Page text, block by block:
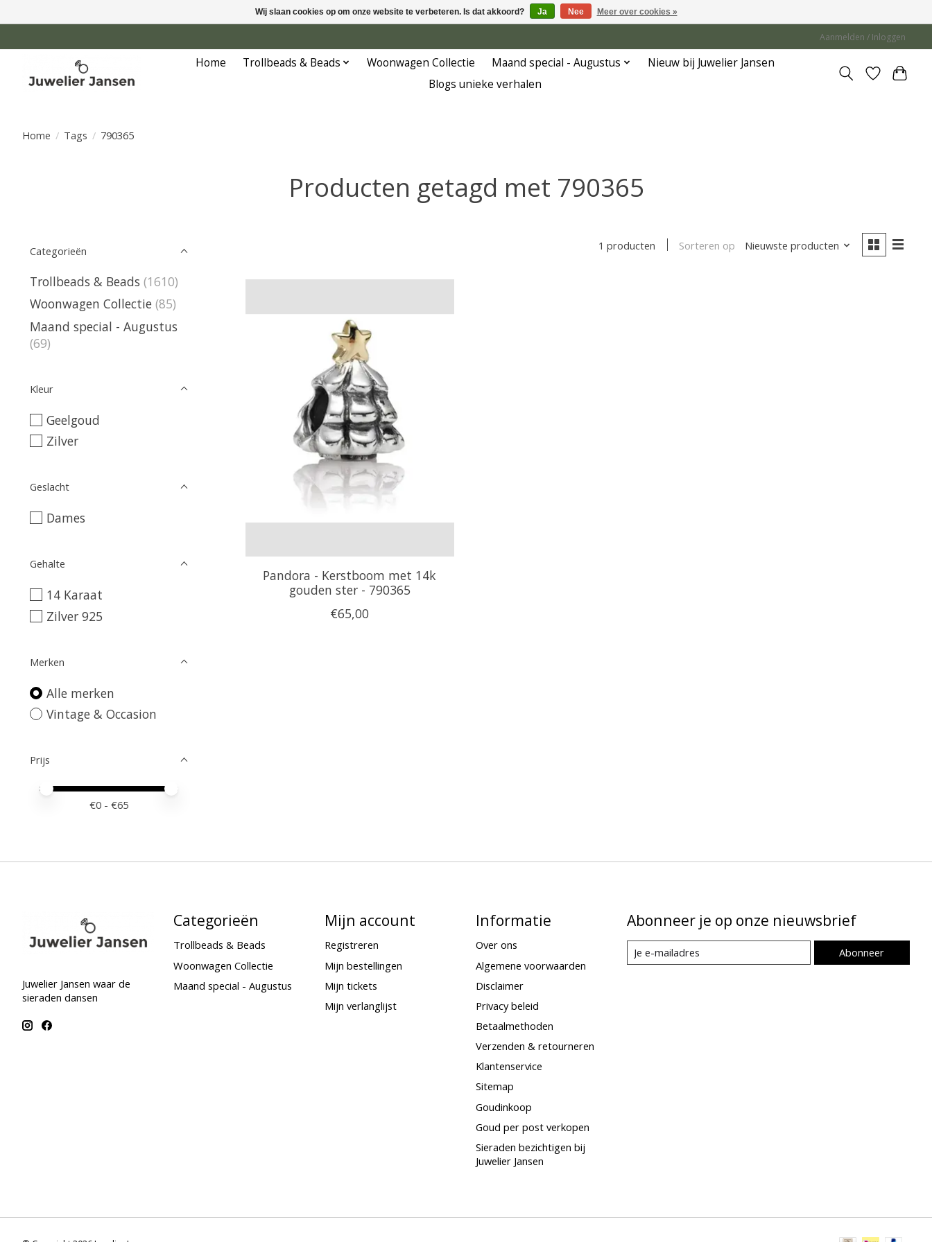
Aanmelden / Inloggen
Home Trollbeads & Beads Woonwagen Collectie Maand special - Augustus
Nieuw bij Juwelier Jansen
Blogs unieke verhalen
Home / Tags / 790365
Producten getagd met 790365
Categorieën
Trollbeads & Beads (1610)
Woonwagen Collectie (85)
Maand special - Augustus
(69)
Kleur
Geelgoud
Zilver
Geslacht
Dames
Gehalte
14 Karaat
Zilver 925
Merken
Alle merken
Vintage & Occasion
Prijs
Minimale prijswaarde
Price maximum value
€0 - €65
1 producten Sorteren op Nieuwste producten
Pandora - Kerstboom met 14k
gouden ster - 790365
€65,00
Juwelier Jansen waar de
sieraden dansen
Categorieën
Trollbeads & Beads
Woonwagen Collectie
Maand special - Augustus
Mijn account
Registreren
Mijn bestellingen
Mijn tickets
Mijn verlanglijst
Informatie
Over ons
Algemene voorwaarden
Disclaimer
Privacy beleid
Betaalmethoden
Verzenden & retourneren
Klantenservice
Sitemap
Goudinkoop
Goud per post verkopen
Sieraden bezichtigen bij
Juwelier Jansen
Abonneer je op onze nieuwsbrief
Abonneer
Wij slaan cookies op om onze website te verbeteren. Is dat akkoord? Ja Nee Meer over cookies »